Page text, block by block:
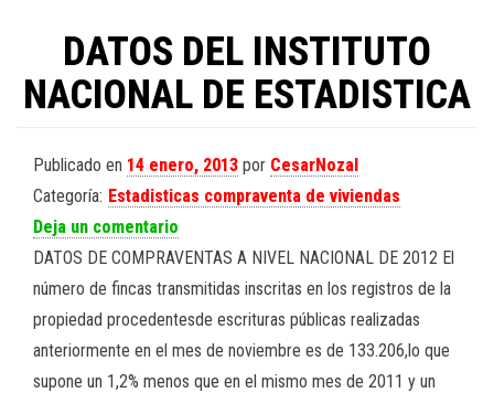
DATOS DEL INSTITUTO
NACIONAL DE ESTADISTICA
Publicado en 14 enero, 2013 por CesarNozal
Categoría: Estadisticas compraventa de viviendas
Deja un comentario
DATOS DE COMPRAVENTAS A NIVEL NACIONAL DE 2012 El
número de fincas transmitidas inscritas en los registros de la
propiedad procedentesde escrituras públicas realizadas
anteriormente en el mes de noviembre es de 133.206,lo que
supone un 1,2% menos que en el mismo mes de 2011 y un